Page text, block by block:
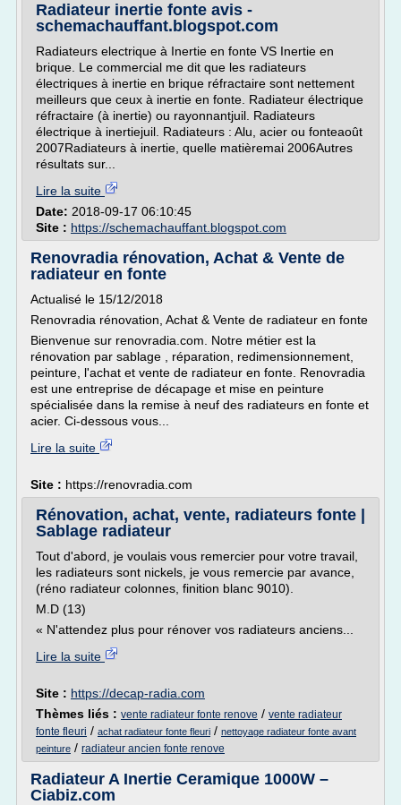
Radiateur inertie fonte avis -
schemachauffant.blogspot.com
Radiateurs electrique à Inertie en fonte VS Inertie en
brique. Le commercial me dit que les radiateurs
électriques à inertie en brique réfractaire sont nettement
meilleurs que ceux à inertie en fonte. Radiateur électrique
réfractaire (à inertie) ou rayonnantjuil. Radiateurs
électrique à inertiejuil. Radiateurs : Alu, acier ou fonteaoût
2007Radiateurs à inertie, quelle matièremai 2006Autres
résultats sur...
Lire la suite
Date: 2018-09-17 06:10:45
Site : https://schemachauffant.blogspot.com
Renovradia rénovation, Achat & Vente de
radiateur en fonte
Actualisé le 15/12/2018
Renovradia rénovation, Achat & Vente de radiateur en fonte
Bienvenue sur renovradia.com. Notre métier est la
rénovation par sablage , réparation, redimensionnement,
peinture, l'achat et vente de radiateur en fonte. Renovradia
est une entreprise de décapage et mise en peinture
spécialisée dans la remise à neuf des radiateurs en fonte et
acier. Ci-dessous vous...
Lire la suite
Site : https://renovradia.com
Rénovation, achat, vente, radiateurs fonte |
Sablage radiateur
Tout d'abord, je voulais vous remercier pour votre travail,
les radiateurs sont nickels, je vous remercie par avance,
(réno radiateur colonnes, finition blanc 9010).
M.D (13)
« N'attendez plus pour rénover vos radiateurs anciens...
Lire la suite
Site : https://decap-radia.com
Thèmes liés : vente radiateur fonte renove / vente radiateur
fonte fleuri / achat radiateur fonte fleuri / nettoyage radiateur fonte avant
peinture / radiateur ancien fonte renove
Radiateur A Inertie Ceramique 1000W –
Ciabiz.com